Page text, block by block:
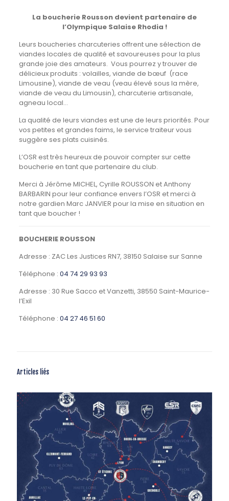
La boucherie Rousson devient partenaire de
l’Olympique Salaise Rhodia !
Leurs boucheries charcuteries offrent une sélection de
viandes locales de qualité et savoureuses pour la plus
grande joie des amateurs. Vous pourrez y trouver de
délicieux produits : volailles, viande de bœuf (race
Limousine), viande de veau (veau élevé sous la mère,
viande de veau du Limousin), charcuterie artisanale,
agneau local…
La qualité de leurs viandes est une de leurs priorités. Pour
vos petites et grandes faims, le service traiteur vous
suggère ses plats cuisinés.
L’OSR est très heureux de pouvoir compter sur cette
boucherie en tant que partenaire du club.
Merci à Jérôme MICHEL, Cyrille ROUSSON et Anthony
BARBARIN pour leur confiance envers l’OSR et merci à
notre gardien Marc JANVIER pour la mise en situation en
tant que boucher !
BOUCHERIE ROUSSON
Adresse : ZAC Les Justices RN7, 38150 Salaise sur Sanne
Téléphone : 04 74 29 93 93
Adresse : 30 Rue Sacco et Vanzetti, 38550 Saint-Maurice-
l’Exil
Téléphone : 04 27 46 51 60
Articles liés